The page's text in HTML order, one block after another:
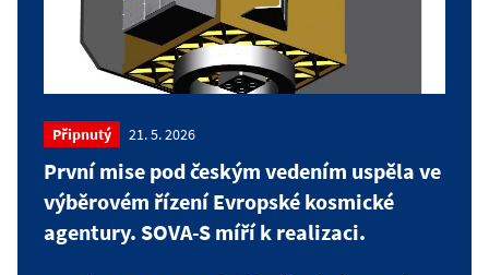
Připnutý 21. 5. 2026
První mise pod českým vedením uspěla ve
výběrovém řízení Evropské kosmické
agentury. SOVA-S míří k realizaci.